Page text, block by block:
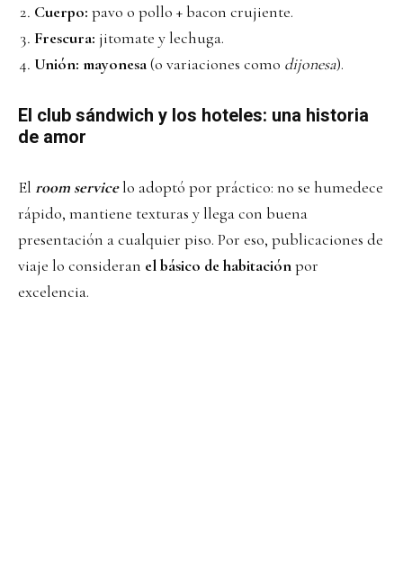
Cuerpo: pavo o pollo + bacon crujiente.
Frescura: jitomate y lechuga.
Unión: mayonesa(o variaciones como dijonesa).
El club sándwich y los hoteles: una historia
de amor
El room servicelo adoptó por práctico: no se humedece
rápido, mantiene texturas y llega con buena
presentación a cualquier piso. Por eso, publicaciones de
viaje lo consideran el básico de habitaciónpor
excelencia.